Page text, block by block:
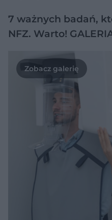
7 ważnych badań,
NFZ. Warto!